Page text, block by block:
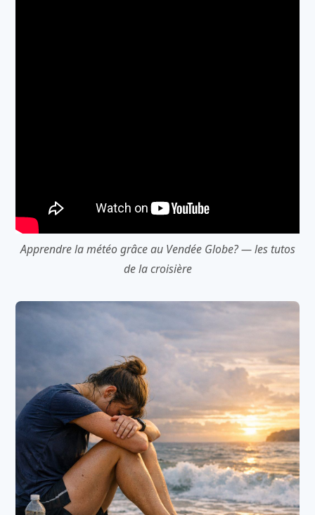
Apprendre la météo grâce au Vendée Globe? — les tutos
de la croisière